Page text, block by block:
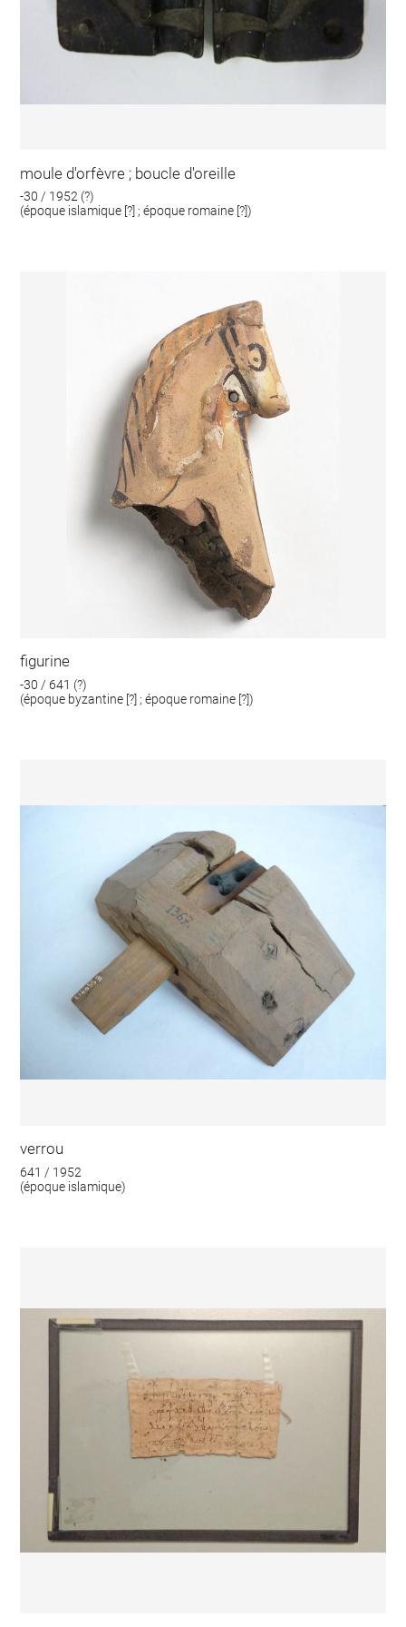
moule d'orfèvre ; boucle d'oreille
-30 / 1952 (?)
(époque islamique [?] ; époque romaine [?])
figurine
-30 / 641 (?)
(époque byzantine [?] ; époque romaine [?])
verrou
641 / 1952
(époque islamique)